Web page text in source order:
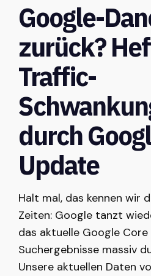
Google-
zurück?
Traffic-
durch
Update
Halt mal, das kennen wir
Zeiten: Google tanzt
das aktuelle Google
Suchergebnisse massiv
Unsere aktuellen Daten